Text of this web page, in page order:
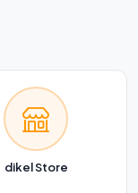
dikel Store